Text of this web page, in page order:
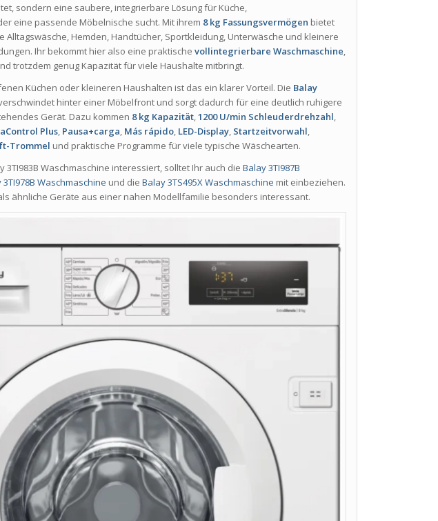
sondern eine saubere, integrierbare Lösung für Küche,
eine passende Möbelnische sucht. Mit ihrem 8 kg Fassungsvermögen bietet
Alltagswäsche, Hemden, Handtücher, Sportkleidung, Unterwäsche und kleinere
Ihr bekommt hier also eine praktischevollintegrierbare Waschmaschine,
trotzdem genug Kapazität für viele Haushalte mitbringt.
Küchen oder kleineren Haushalten ist das ein klarer Vorteil. Die Balay
hinter einer Möbelfront und sorgt dadurch für eine deutlich ruhigere
Gerät. Dazu kommen 8 kg Kapazität,1200 U/min Schleuderdrehzahl,
Plus, Pausa+carga, Más rápido, LED-Display, Startzeitvorwahl,
Trommel und praktische Programme für viele typische Wäschearten.
3TI983B Waschmaschine interessiert, solltet Ihr auch dieBalay 3TI987B
3TI978B Waschmaschine und dieBalay 3TS495X Waschmaschine mit einbeziehen.
ähnliche Geräte aus einer nahen Modellfamilie besonders interessant.